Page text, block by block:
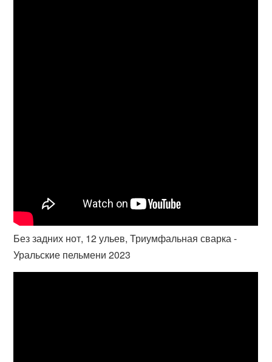
Без задних нот, 12 ульев, Триумфальная сварка -
Уральские пельмени 2023